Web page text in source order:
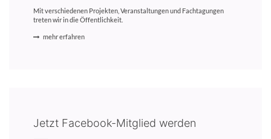
Mit verschiedenen Projekten, Veranstaltungen und Fachtagungen
treten wir in die Öffentlichkeit.
mehr erfahren
Jetzt Facebook-Mitglied werden